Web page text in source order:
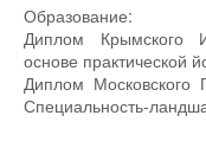
Образование:
Диплом Крымского
основе практической
Диплом Московского
Специальность-